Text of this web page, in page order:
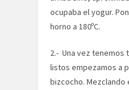
ocupaba el yogur.
horno a 180ºC.
2.- Una vez
listos empezamos a
bizcocho. Mezclando